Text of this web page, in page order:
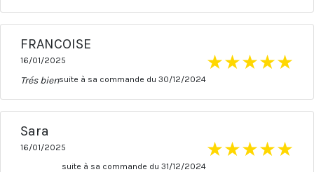
FRANCOISE
16/01/2025 ★★★★★
Trés biensuite à sa commande du 30/12/2024
Sara
16/01/2025 ★★★★★
suite à sa commande du 31/12/2024